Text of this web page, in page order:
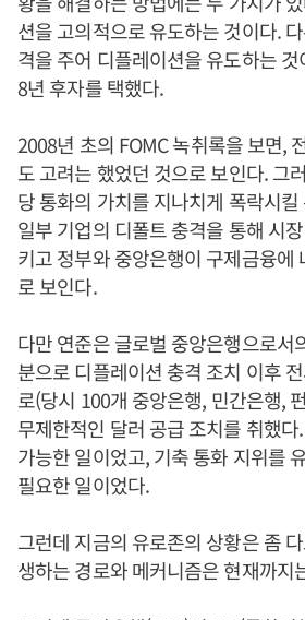
션을 고의적으로 유도하는 것이다.
격을 주어 디플레이션을 유도하는
8년 후자를 택했다.
2008년 초의 FOMC 녹취록을 보면,
도 고려는 했었던 것으로 보인다. 그
당 통화의 가치를 지나치게 폭락시
일부 기업의 디폴트 충격을 통해 시
키고 정부와 중앙은행이 구제금융에
로 보인다.
다만 연준은 글로벌 중앙은행으로서
분으로 디플레이션 충격 조치 이후
로(당시 100개 중앙은행, 민간은행,
무제한적인 달러 공급 조치를 취했
가능한 일이었고, 기축 통화 지위를
필요한 일이었다.
그런데 지금의 유로존의 상황은 좀
생하는 경로와 메커니즘은 현재까지